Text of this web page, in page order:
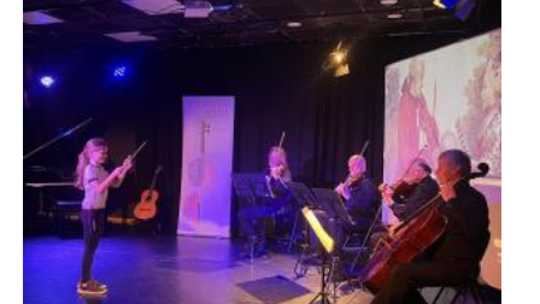
Imatge